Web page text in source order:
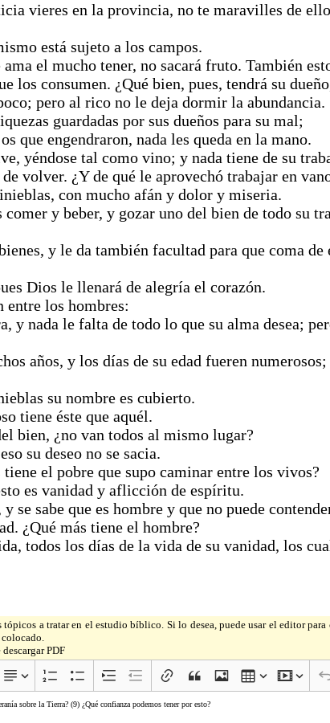
vieres en la provincia, no te maravilles de
está sujeto a los campos.
el mucho tener, no sacará fruto. También
los consumen. ¿Qué bien, pues, tendrá su
pero al rico no le deja dormir la abundancia.
guardadas por sus dueños para su mal;
que engendraron, nada les queda en la mano.
yéndose tal como vino; y nada tiene de su
volver. ¿Y de qué le aprovechó trabajar en
con mucho afán y dolor y miseria.
y beber, y gozar uno del bien de todo su
y le da también facultad para que coma
Dios le llenará de alegría el corazón.
los hombres:
y nada le falta de todo lo que su alma desea;
años, y los días de su edad fueren
su nombre es cubierto.
tiene éste que aquél.
bien, ¿no van todos al mismo lugar?
su deseo no se sacia.
el pobre que supo caminar entre los vivos?
es vanidad y aflicción de espíritu.
se sabe que es hombre y que no puede
¿Qué más tiene el hombre?
todos los días de la vida de su vanidad, los
a tratar en el estudio bíblico. Si lo desea, puede usar el editor
PDF
sobre la Tierra? (9) ¿Qué confianza podemos tener por esto?